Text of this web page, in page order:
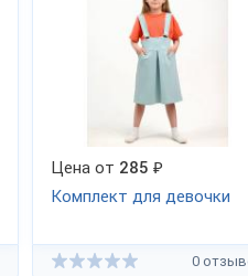
Цена от 285 ₽
Комплект для девочки
0